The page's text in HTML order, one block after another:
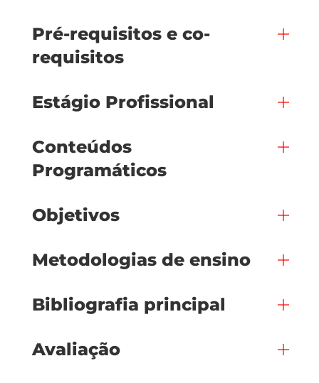
Pré-requisitos e co-
requisitos
Estágio Profissional
Conteúdos
Programáticos
Objetivos
Metodologias de ensino
Bibliografia principal
Avaliação